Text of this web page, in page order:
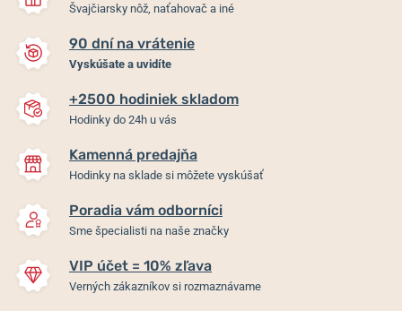
Švajčiarsky nôž, naťahovač a iné
90 dní na vrátenie
Vyskúšate a uvidíte
+2500 hodiniek skladom
Hodinky do 24h u vás
Kamenná predajňa
Hodinky na sklade si môžete vyskúšať
Poradia vám odborníci
Sme špecialisti na naše značky
VIP účet = 10% zľava
Verných zákazníkov si rozmaznávame